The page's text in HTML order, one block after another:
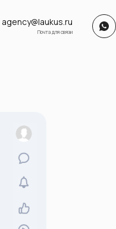
agency@laukus.ru
Почта для связи